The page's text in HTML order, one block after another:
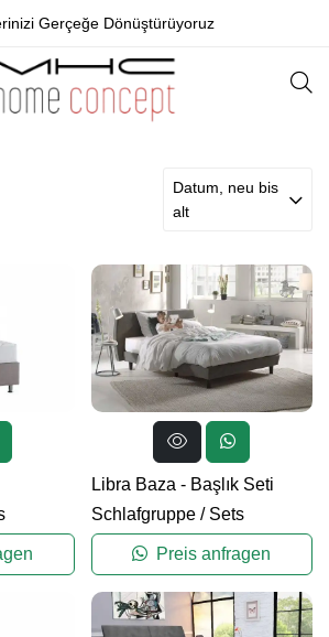
Gerçeğe Dönüştürüyoruz
Datum, neu bis
alt
Libra Baza - Başlık Seti
Schlafgruppe/ Sets
Preis anfragen